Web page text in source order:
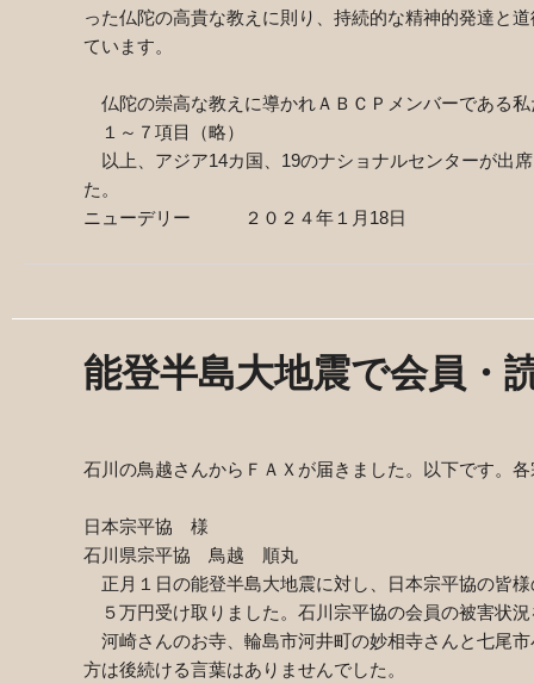
った仏陀の高貴な教えに則り、持続的な精神的発達と
ています。
仏陀の崇高な教えに導かれＡＢＣＰメンバーである
１～７項目（略）
以上、アジア14カ国、 19のナショナルセンターが出
た。
ニューデリー ２０２４年１月 18日
能登半島大地震で会員
石川の鳥越さんからＦＡＸが届きました。以下です。
日本宗平協 様
石川県宗平協 鳥越 順丸
正月１日の能登半島大地震に対し、日本宗平協の皆
５万円受け取りました。石川宗平協の会員の被害状
河崎さんのお寺、輪島市河井町の妙相寺さんと七尾
方は後続ける言葉はありませんでした。